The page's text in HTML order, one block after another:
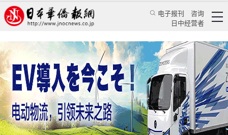
电子报刊
咨询
日中经营者
第13届杭商传媒笔会暨战略发展研讨会圆满举行
特辑 华文汇萃